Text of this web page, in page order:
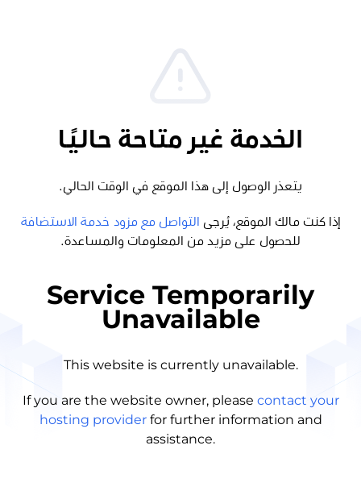
الخدمة غير متاحة حاليًا
يتعذر الوصول إلى هذا الموقع في الوقت الحالي.
إذا كنت مالك الموقع، يُرجى
التواصل مع مزود خدمة الاستضافة
للحصول على مزيد من المعلومات والمساعدة.
Service Temporarily
Unavailable
This website is currently unavailable.
If you are the website owner, please contact your
hosting provider for further information and
assistance.